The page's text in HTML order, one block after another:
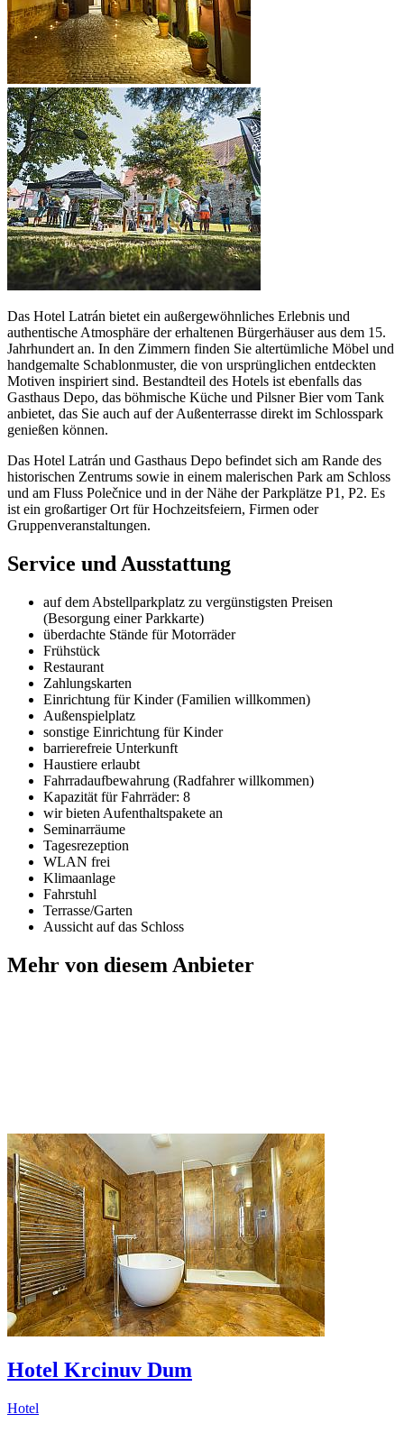
Das Hotel Latrán bietet ein außergewöhnliches Erlebnis und
authentische Atmosphäre der erhaltenen Bürgerhäuser aus dem 15.
Jahrhundert an. In den Zimmern finden Sie altertümliche Möbel und
handgemalte Schablonmuster, die von ursprünglichen entdeckten
Motiven inspiriert sind. Bestandteil des Hotels ist ebenfalls das
Gasthaus Depo, das böhmische Küche und Pilsner Bier vom Tank
anbietet, das Sie auch auf der Außenterrasse direkt im Schlosspark
genießen können.
Das Hotel Latrán und Gasthaus Depo befindet sich am Rande des
historischen Zentrums sowie in einem malerischen Park am Schloss
und am Fluss Polečnice und in der Nähe der Parkplätze P1, P2. Es
ist ein großartiger Ort für Hochzeitsfeiern, Firmen oder
Gruppenveranstaltungen.
Service und Ausstattung
auf dem Abstellparkplatz zu vergünstigsten Preisen
(Besorgung einer Parkkarte)
überdachte Stände für Motorräder
Frühstück
Restaurant
Zahlungskarten
Einrichtung für Kinder (Familien willkommen)
Außenspielplatz
sonstige Einrichtung für Kinder
barrierefreie Unterkunft
Haustiere erlaubt
Fahrradaufbewahrung (Radfahrer willkommen)
Kapazität für Fahrräder: 8
wir bieten Aufenthaltspakete an
Seminarräume
Tagesrezeption
WLAN frei
Klimaanlage
Fahrstuhl
Terrasse/Garten
Aussicht auf das Schloss
Mehr von diesem Anbieter
Hotel Krcinuv Dum
Hotel